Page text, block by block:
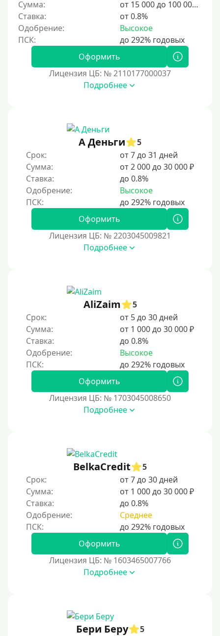
Сумма:
от 15 000 до 100 000 ₽
Ставка:
от 0.8%
Одобрение:
Высокое
Оформить
Лицензия ЦБ: № 2110177000037
Подробнее
А Деньги
5
Срок:
от 7 до 31 дней
Сумма:
от 2 000 до 30 000 ₽
Ставка:
до 0.8%
Одобрение:
Высокое
Оформить
Лицензия ЦБ: № 2203045009821
Подробнее
AliZaim
5
Срок:
от 5 до 30 дней
Сумма:
от 1 000 до 30 000 ₽
Ставка:
до 0.8%
Одобрение:
Высокое
Оформить
Лицензия ЦБ: № 1703045008650
Подробнее
BelkaCredit
5
Срок:
от 7 до 30 дней
Сумма:
от 1 000 до 30 000 ₽
Ставка:
до 0.8%
Одобрение:
Среднее
Оформить
Лицензия ЦБ: № 1603465007766
Подробнее
Бери Беру
5